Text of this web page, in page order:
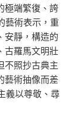
極端繁復、誇
藝術表示，重
安靜，構造的
古羅馬文明壯
不照抄古典主
藝術抽像而差
義以尊敬、尋